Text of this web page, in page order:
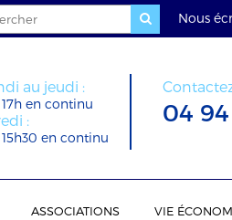
Nous
au jeudi :
en continu
:
en continu
04
ASSOCIATIONS VIE